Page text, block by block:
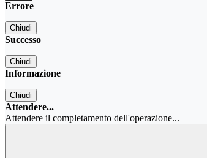
Errore
Chiudi
Successo
Chiudi
Informazione
Chiudi
Attendere...
Attendere il completamento dell'operazione...